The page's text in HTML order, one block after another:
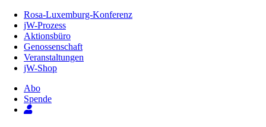
Inhalt
Seite
Rosa-Luxemburg-Konferenz
jW-Prozess
Aktionsbüro
Genossenschaft
Veranstaltungen
jW-Shop
Abo
Spende